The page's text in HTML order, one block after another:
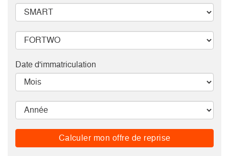
Date d'immatriculation
Calculer mon offre de reprise